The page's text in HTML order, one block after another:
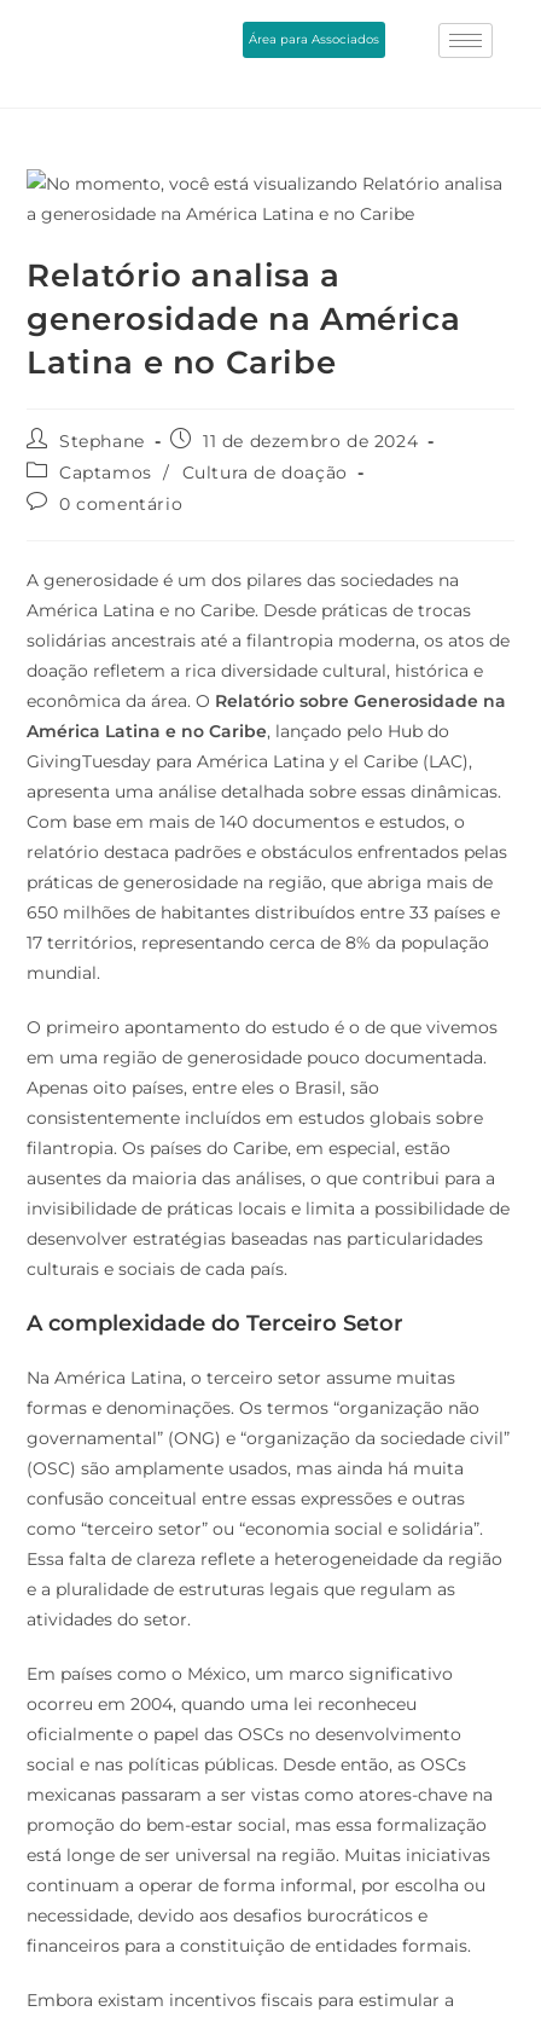
Área para Associados
Relatório analisa a
generosidade na América
Latina e no Caribe
Stephane
11 de dezembro de 2024
Captamos /
Cultura de doação
0 comentário
A generosidade é um dos pilares das sociedades na
América Latina e no Caribe. Desde práticas de trocas
solidárias ancestrais até a filantropia moderna, os atos de
doação refletem a rica diversidade cultural, histórica e
econômica da área. O Relatório sobre Generosidade na
América Latina e no Caribe, lançado pelo Hub do
GivingTuesday para América Latina y el Caribe (LAC),
apresenta uma análise detalhada sobre essas dinâmicas.
Com base em mais de 140 documentos e estudos, o
relatório destaca padrões e obstáculos enfrentados pelas
práticas de generosidade na região, que abriga mais de
650 milhões de habitantes distribuídos entre 33 países e
17 territórios, representando cerca de 8% da população
mundial.
O primeiro apontamento do estudo é o de que vivemos
em uma região de generosidade pouco documentada.
Apenas oito países, entre eles o Brasil, são
consistentemente incluídos em estudos globais sobre
filantropia. Os países do Caribe, em especial, estão
ausentes da maioria das análises, o que contribui para a
invisibilidade de práticas locais e limita a possibilidade de
desenvolver estratégias baseadas nas particularidades
culturais e sociais de cada país.
A complexidade do Terceiro Setor
Na América Latina, o terceiro setor assume muitas
formas e denominações. Os termos “organização não
governamental” (ONG) e “organização da sociedade civil”
(OSC) são amplamente usados, mas ainda há muita
confusão conceitual entre essas expressões e outras
como “terceiro setor” ou “economia social e solidária”.
Essa falta de clareza reflete a heterogeneidade da região
e a pluralidade de estruturas legais que regulam as
atividades do setor.
Em países como o México, um marco significativo
ocorreu em 2004, quando uma lei reconheceu
oficialmente o papel das OSCs no desenvolvimento
social e nas políticas públicas. Desde então, as OSCs
mexicanas passaram a ser vistas como atores-chave na
promoção do bem-estar social, mas essa formalização
está longe de ser universal na região. Muitas iniciativas
continuam a operar de forma informal, por escolha ou
necessidade, devido aos desafios burocráticos e
financeiros para a constituição de entidades formais.
Embora existam incentivos fiscais para estimular a